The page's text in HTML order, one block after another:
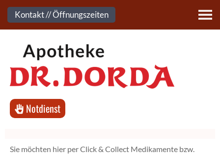
Kontakt
Notdienst
Sie möchten hier per Click & Collect Medikamente bzw.
Kontakt // Öffnungszeiten